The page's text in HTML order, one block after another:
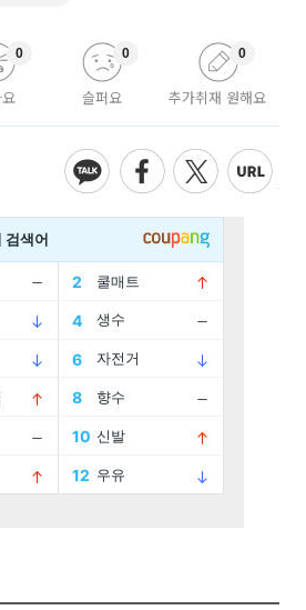
0
슬퍼요
0
추가취재 원해요
0